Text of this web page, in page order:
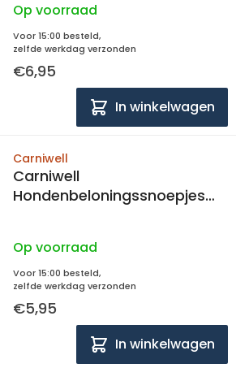
Op voorraad
Voor 15:00 besteld,
zelfde werkdag verzonden
€6,95
In winkelwagen
Carniwell
Carniwell
Hondenbeloningssnoepjes
Op voorraad
Voor 15:00 besteld,
zelfde werkdag verzonden
€5,95
In winkelwagen